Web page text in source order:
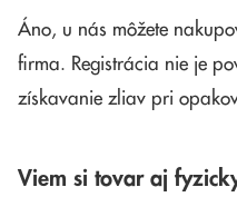
Áno, u nás môžete
firma. Registrácia nie je
získavanie zliav pri
Viem si tovar aj